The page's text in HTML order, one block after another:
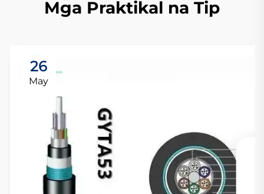
Mga Praktikal na Tip
26
May